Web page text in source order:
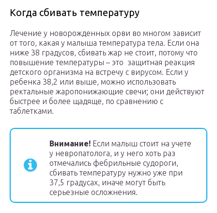
Когда сбивать температуру
Лечение у новорожденных орви во многом зависит
от того, какая у малыша температура тела. Если она
ниже 38 градусов, сбивать жар не стоит, потому что
повышение температуры – это защитная реакция
детского организма на встречу с вирусом. Если у
ребенка 38,2 или выше, можно использовать
ректальные жаропонижающие свечи; они действуют
быстрее и более щадяще, по сравнению с
таблетками.
Внимание! Если малыш стоит на учете
у невропатолога, и у него хоть раз
отмечались фебрильные судороги,
сбивать температуру нужно уже при
37,5 градусах, иначе могут быть
серьезные осложнения.